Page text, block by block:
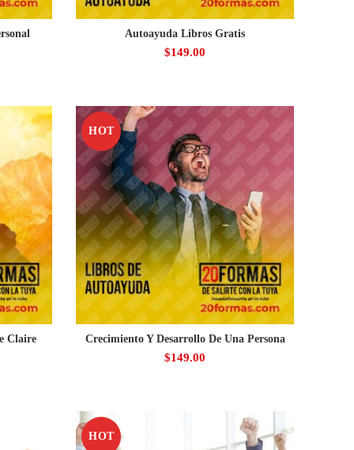
Autoayuda Libros Gratis
$149.00
Claire
HOT
Crecimiento Y Desarrollo De Una Persona
$149.00
HOT